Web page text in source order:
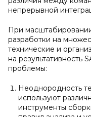
непрерывной
При
разработки на
технические и
на результативность
проблемы:
Неоднородность
используют
инструменты